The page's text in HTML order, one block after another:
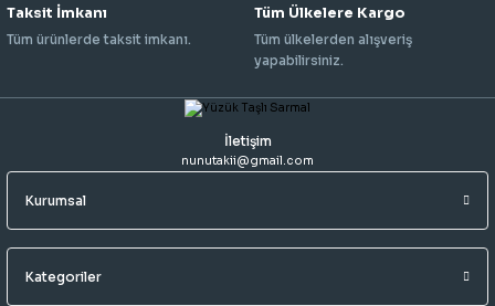
Taksit İmkanı
Tüm ürünlerde taksit imkanı.
Tüm Ülkelere Kargo
Tüm ülkelerden alışveriş
yapabilirsiniz.
İletişim
nunutakii@gmail.com
Kurumsal
Kategoriler